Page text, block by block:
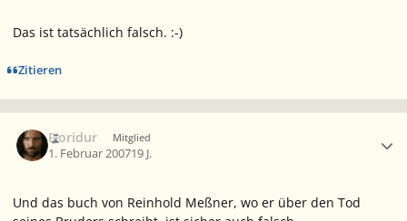
Das ist tatsächlich falsch. :-)
Zitieren
Fioridur Mitglied
1. Februar 200719 J.
Und das buch von Reinhold Meßner, wo er über den Tod